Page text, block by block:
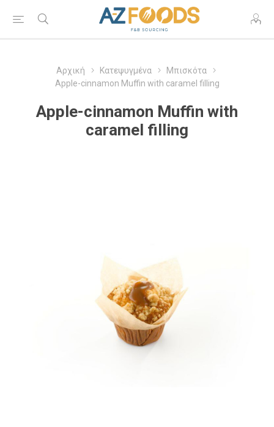
Αρχική Κατεψυγμένα
Μπισκότα
Apple-cinnamon Muffin with caramel filling
Apple-cinnamon Muffin with
caramel filling